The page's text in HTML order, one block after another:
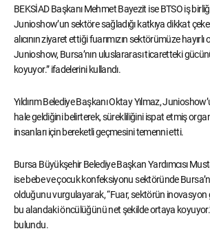
BEKSİAD Başkanı Mehmet Bayezit ise BTSO iş
Junioshow’un sektöre sağladığı katkıya dikkat
alıcının ziyaret ettiği fuarımızın sektörümüze hayırlı
Junioshow, Bursa’nın uluslararası ticaretteki
koyuyor.” ifadelerini kullandı.
Yıldırım Belediye Başkanı Oktay Yılmaz,
hale geldiğini belirterek, sürekliliğini ispat etmiş
insanları için bereketli geçmesini temenni etti.
Bursa Büyükşehir Belediye Başkan Yardımcısı
ise bebe ve çocuk konfeksiyonu sektöründe
olduğunu vurgulayarak, “Fuar, sektörün inovasyon
bu alandaki öncülüğünü net şekilde ortaya
bulundu.